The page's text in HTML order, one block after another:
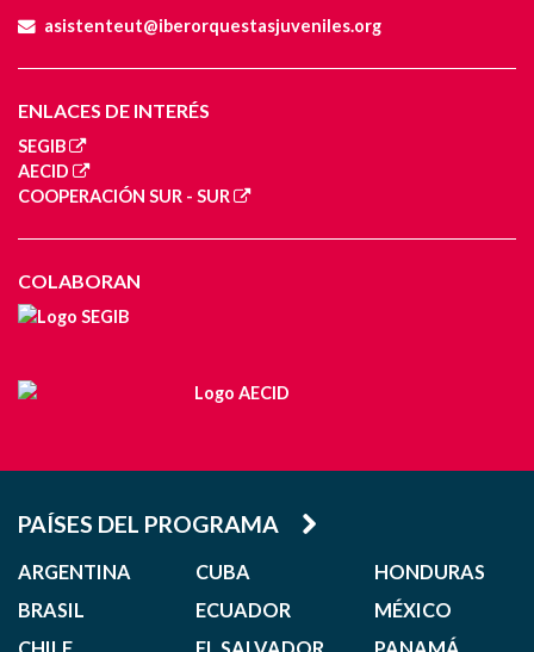
asistenteut@iberorquestasjuveniles.org
ENLACES DE INTERÉS
SEGIB
AECID
COOPERACIÓN SUR - SUR
COLABORAN
PAÍSES DEL PROGRAMA
ARGENTINA
BRASIL
CUBA
ECUADOR
HONDURAS
MÉXICO